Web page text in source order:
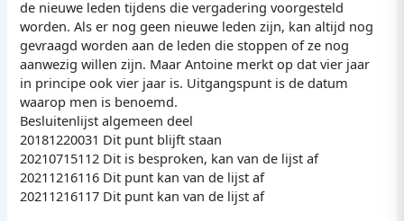
de nieuwe leden tijdens die vergadering voorgesteld
worden. Als er nog geen nieuwe leden zijn, kan altijd nog
gevraagd worden aan de leden die stoppen of ze nog
aanwezig willen zijn. Maar Antoine merkt op dat vier jaar
in principe ook vier jaar is. Uitgangspunt is de datum
waarop men is benoemd.
Besluitenlijst algemeen deel
20181220031 Dit punt blijft staan
20210715112 Dit is besproken, kan van de lijst af
20211216116 Dit punt kan van de lijst af
20211216117 Dit punt kan van de lijst af